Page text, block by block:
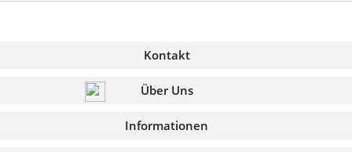
Kontakt
Über Uns
Informationen